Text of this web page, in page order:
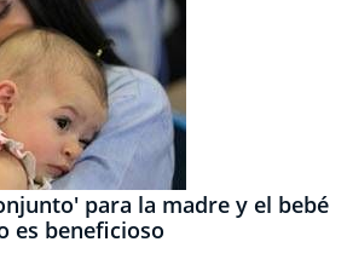
para la madre y el bebé
es beneficioso